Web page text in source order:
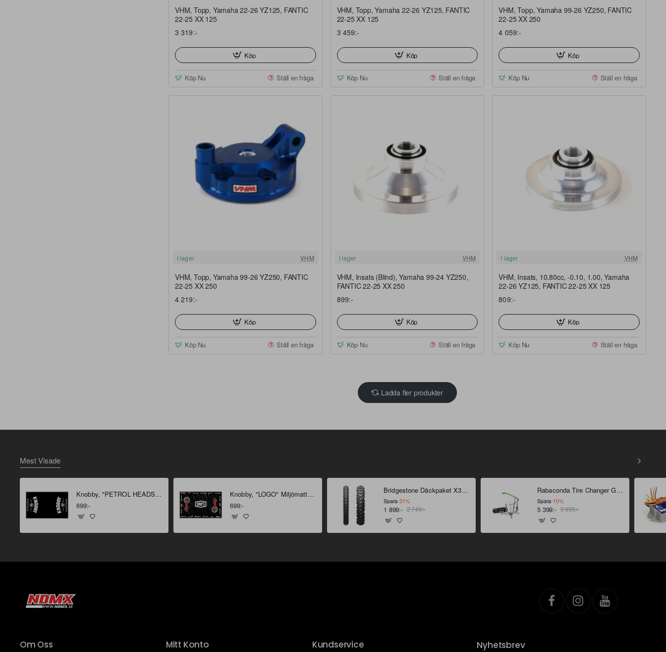
VHM, Topp, Yamaha 22-26 YZ125, FANTIC
22-25 XX 125
3 319:-
Köp
Köp Nu Ställ en fråga
VHM, Topp, Yamaha 22-26 YZ125, FANTIC
22-25 XX 125
3 459:-
Köp
Köp Nu Ställ en fråga
VHM, Topp, Yamaha 99-26 YZ250, FANTIC
22-25 XX 250
4 059:-
Köp
Köp Nu Ställ en fråga
I lager VHM
VHM, Topp, Yamaha 99-26 YZ250, FANTIC
22-25 XX 250
4 219:-
Köp
Köp Nu Ställ en fråga
I lager VHM
VHM, Insats (Blind), Yamaha 99-24 YZ250,
FANTIC 22-25 XX 250
899:-
Köp
Köp Nu Ställ en fråga
I lager VHM
VHM, Insats, 10.80cc, -0.10, 1.00, Yamaha
22-26 YZ125, FANTIC 22-25 XX 125
809:-
Köp
Köp Nu Ställ en fråga
Ladda fler produkter
Mest Visade
Knobby, "PETROL HEADS" Miljömatta 160 X 100 cm
699:-
Knobby, "LOGO" Miljömatta 160 X 100 cm
699:-
Bridgestone Däckpaket X31 18" - 21"
Spara-31%
1 899:- 2 749:-
Rabaconda Tire Changer Gen 4
Spara-10%
5 399:- 5 995:-
Om Oss Mitt Konto Kundservice Nyhetsbrev